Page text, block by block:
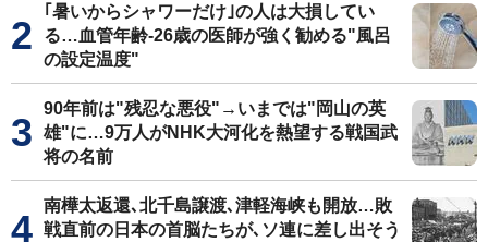
｢暑いからシャワーだけ｣の人は大損してい
る…血管年齢-26歳の医師が強く勧める"風呂
の設定温度"
90年前は"残忍な悪役"→いまでは"岡山の英
雄"に…9万人がNHK大河化を熱望する戦国武
将の名前
南樺太返還､北千島譲渡､津軽海峡も開放…敗
戦直前の日本の首脳たちが､ソ連に差し出そう